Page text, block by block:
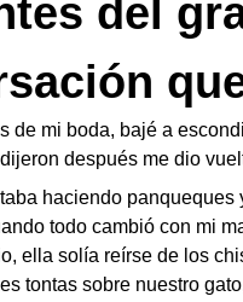
del
de mi boda, bajé a
después me dio
haciendo
todo cambió con mi
ella solía reírse de los
tontas sobre nuestro